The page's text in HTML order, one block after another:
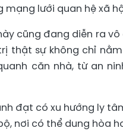
lưới quan hệ xã
cũng đang diễn ra
thật sự không chỉ
căn nhà, từ an
đạt có xu hướng ly
nơi có thể dung hòa